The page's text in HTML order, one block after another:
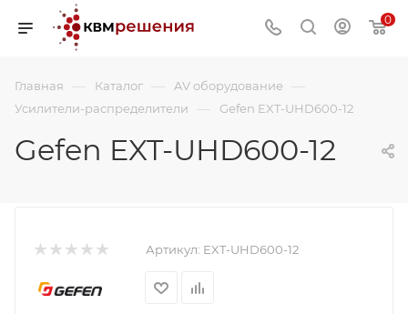
0
Главная — Каталог — AV оборудование —
Усилители-распределители — Gefen EXT-UHD600-12
Gefen EXT-UHD600-12
Артикул: EXT-UHD600-12